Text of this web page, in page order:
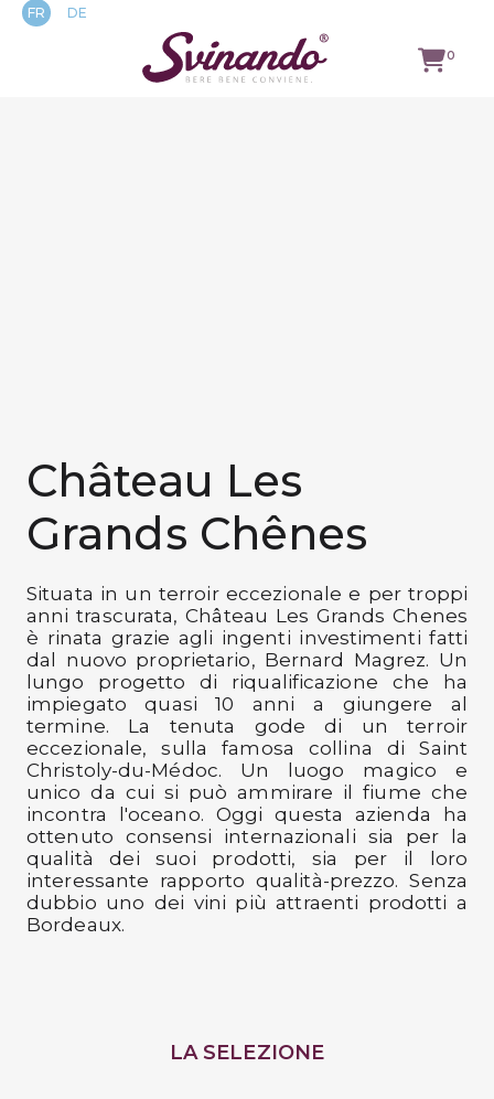
FR DE
0
LOGIN
Preferiti
Blog
Château Les
Grands Chênes
Situata in un terroir eccezionale e per troppi
anni trascurata, Château Les Grands Chenes
è rinata grazie agli ingenti investimenti fatti
dal nuovo proprietario, Bernard Magrez. Un
lungo progetto di riqualificazione che ha
impiegato quasi 10 anni a giungere al
termine. La tenuta gode di un terroir
eccezionale, sulla famosa collina di Saint
Christoly-du-Médoc. Un luogo magico e
unico da cui si può ammirare il fiume che
incontra l'oceano. Oggi questa azienda ha
ottenuto consensi internazionali sia per la
qualità dei suoi prodotti, sia per il loro
interessante rapporto qualità-prezzo. Senza
dubbio uno dei vini più attraenti prodotti a
Bordeaux.
LA SELEZIONE